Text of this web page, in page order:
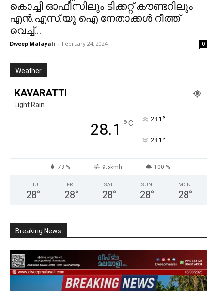
കൊച്ചി ഓഫീസിലും ടിക്കറ്റ് കൗണ്ടറിലും
എൻ.എസ്.യു.ഐ നേതാക്കൾ റീത്ത്
വെച്ച്...
Dweep Malayali - February 24, 2024 0
Weather
KAVARATTI
Light Rain
28.1 °C 28.1 °
28.1 °
78 % 9.5kmh 100 %
THU
28°
FRI
28°
SAT
28°
SUN
28°
MON
28°
Breaking News